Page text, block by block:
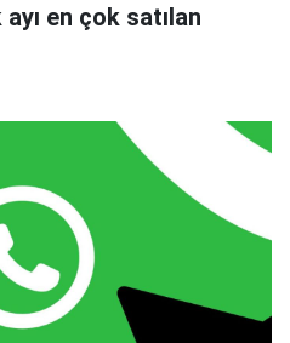
en çok satılan